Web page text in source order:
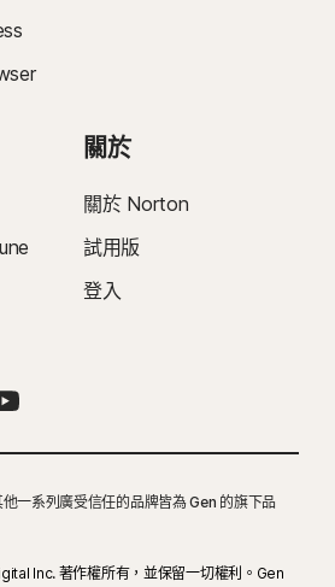
關於
關於 Norton
試用版
登入
一系列廣受信任的品牌皆為 Gen 的旗下品
Inc. 著作權所有，並保留一切權利。Gen